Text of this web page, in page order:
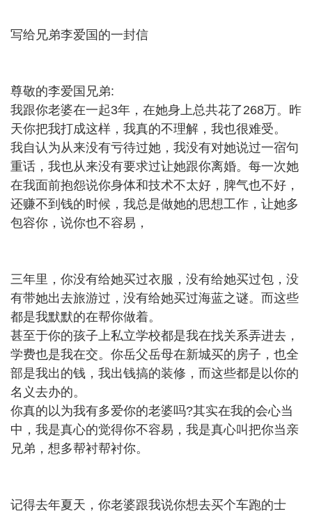
写给兄弟李爱国的一封信
尊敬的李爱国兄弟:
我跟你老婆在一起3年，在她身上总共花了268万。昨
天你把我打成这样，我真的不理解，我也很难受。
我自认为从来没有亏待过她，我没有对她说过一宿句
重话，我也从来没有要求过让她跟你离婚。每一次她
在我面前抱怨说你身体和技术不太好，脾气也不好，
还赚不到钱的时候，我总是做她的思想工作，让她多
包容你，说你也不容易，
三年里，你没有给她买过衣服，没有给她买过包，没
有带她出去旅游过，没有给她买过海蓝之谜。而这些
都是我默默的在帮你做着。
甚至于你的孩子上私立学校都是我在找关系弄进去，
学费也是我在交。你岳父岳母在新城买的房子，也全
部是我出的钱，我出钱搞的装修，而这些都是以你的
名义去办的。
你真的以为我有多爱你的老婆吗?其实在我的会心当
中，我是真心的觉得你不容易，我是真心叫把你当亲
兄弟，想多帮衬帮衬你。
记得去年夏天，你老婆跟我说你想去买个车跑的士